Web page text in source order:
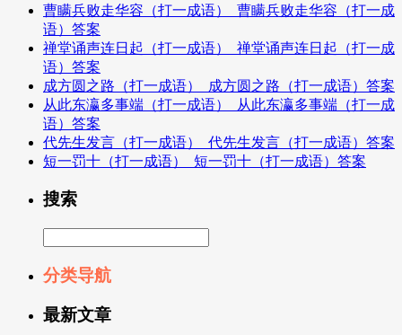
曹瞒兵败走华容（打一成语）_曹瞒兵败走华容（打一成
语）答案
禅堂诵声连日起（打一成语）_禅堂诵声连日起（打一成
语）答案
成方圆之路（打一成语）_成方圆之路（打一成语）答案
从此东瀛多事端（打一成语）_从此东瀛多事端（打一成
语）答案
代先生发言（打一成语）_代先生发言（打一成语）答案
短一罚十（打一成语）_短一罚十（打一成语）答案
搜索
分类导航
最新文章